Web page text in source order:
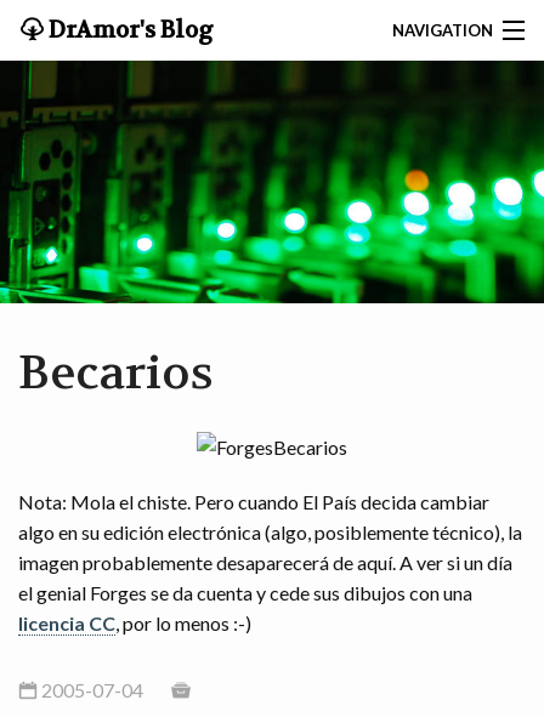
DrAmor's Blog NAVIGATION
BUSCAR
CONTACTAR
INICIO
DRAMOR.NET
BLOG
Becarios
Nota: Mola el chiste. Pero cuando El País decida cambiar
algo en su edición electrónica (algo, posiblemente técnico), la
imagen probablemente desaparecerá de aquí. A ver si un día
el genial Forges se da cuenta y cede sus dibujos con una
licencia CC, por lo menos :-)
2005-07-04